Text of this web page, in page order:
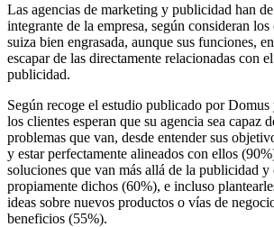
Las agencias de marketing y publicidad han
integrante de la empresa, según consideran
suiza bien engrasada, aunque sus funciones,
escapar de las directamente relacionadas con
publicidad.
Según recoge el estudio publicado por
los clientes esperan que su agencia sea capaz
problemas que van, desde entender sus
y estar perfectamente alineados con ellos
soluciones que van más allá de la publicidad
propiamente dichos (60%), e incluso
ideas sobre nuevos productos o vías de
beneficios (55%).